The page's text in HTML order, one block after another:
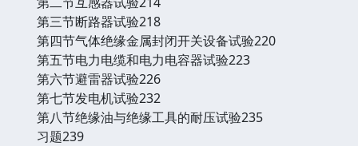
第三节断路器试验218
第四节气体绝缘金属封闭开关设备试验220
第五节电力电缆和电力电容器试验223
第六节避雷器试验226
第七节发电机试验232
第八节绝缘油与绝缘工具的耐压试验235
习题239